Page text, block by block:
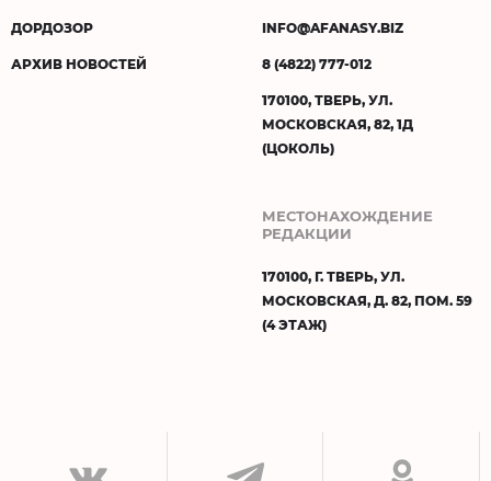
ДОРДОЗОР
АРХИВ НОВОСТЕЙ
INFO@AFANASY.BIZ
8 (4822) 777-012
170100, ТВЕРЬ, УЛ.
МОСКОВСКАЯ, 82, 1Д
(ЦОКОЛЬ)
МЕСТОНАХОЖДЕНИЕ
РЕДАКЦИИ
170100, Г. ТВЕРЬ, УЛ.
МОСКОВСКАЯ, Д. 82, ПОМ. 59
(4 ЭТАЖ)